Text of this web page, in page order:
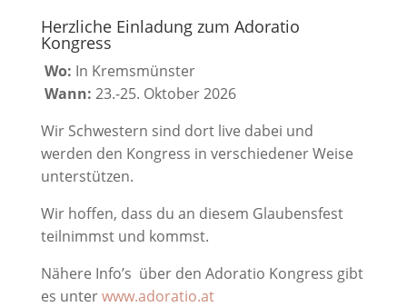
Herzliche Einladung zum Adoratio
Kongress
Wo: In Kremsmünster
Wann: 23.-25. Oktober 2026
Wir Schwestern sind dort live dabei und
werden den Kongress in verschiedener Weise
unterstützen.
Wir hoffen, dass du an diesem Glaubensfest
teilnimmst und kommst.
Nähere Info’s über den Adoratio Kongress gibt
es unterwww.adoratio.at